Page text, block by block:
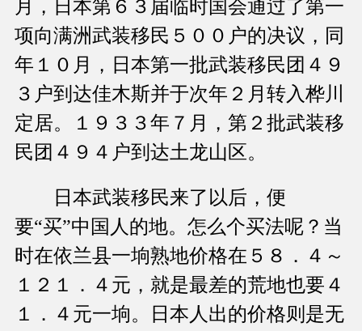
月，日本第６３届临时国会通过了第一
项向满洲武装移民５００户的决议，同
年１０月，日本第一批武装移民团４９
３户到达佳木斯并于次年２月转入桦川
定居。１９３３年７月，第２批武装移
民团４９４户到达土龙山区。
日本武装移民来了以后，便
要“买”中国人的地。怎么个买法呢？当
时在依兰县一垧熟地价格在５８．４～
１２１．４元，就是最差的荒地也要４
１．４元一垧。日本人出的价格则是无